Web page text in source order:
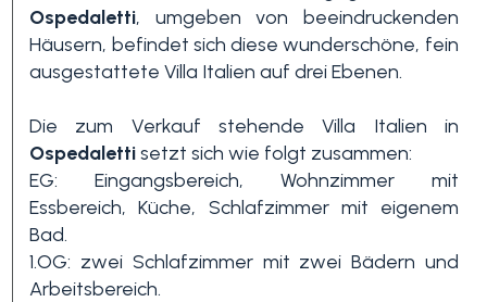
Ospedaletti, umgeben von beeindruckenden
Häusern, befindet sich diese wunderschöne, fein
ausgestattete Villa Italien auf drei Ebenen.
Die zum Verkauf stehende Villa Italien in
Ospedalettisetzt sich wie folgt zusammen:
EG: Eingangsbereich, Wohnzimmer mit
Essbereich, Küche, Schlafzimmer mit eigenem
Bad.
1.OG: zwei Schlafzimmer mit zwei Bädern und
Arbeitsbereich.
Schlafzimmer
Alle
1